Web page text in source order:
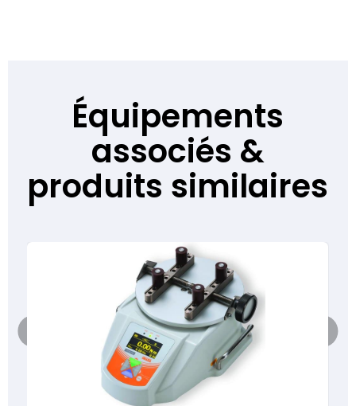
Équipements
associés &
produits similaires